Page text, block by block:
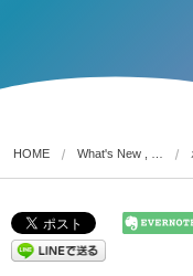
HOME What's New , …